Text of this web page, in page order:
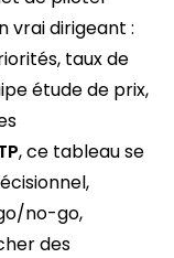
vrai dirigeant :
taux de
étude de prix,
, ce tableau se
no-go,
des